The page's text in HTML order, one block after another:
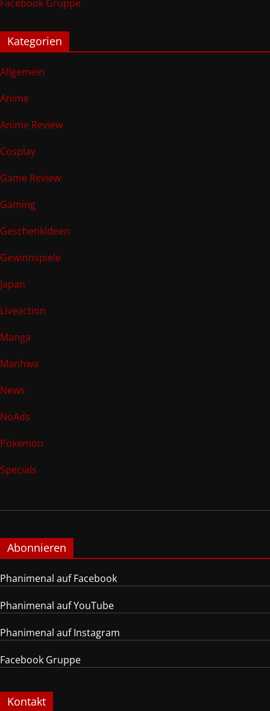
Facebook Gruppe
Kategorien
Allgemein
Anime
Anime Review
Cosplay
Game Review
Gaming
Geschenkideen
Gewinnspiele
Japan
Liveaction
Manga
Manhwa
News
NoAds
Pokemon
Specials
Abonnieren
Phanimenal auf Facebook
Phanimenal auf YouTube
Phanimenal auf Instagram
Facebook Gruppe
Kontakt